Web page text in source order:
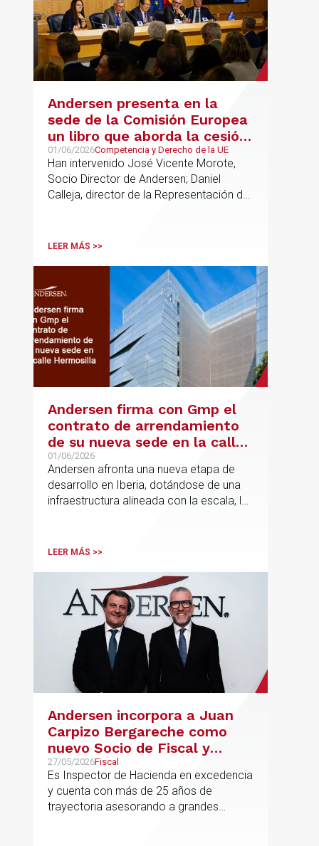
Andersen presenta en la
sede de la Comisión Europea
un libro que aborda la cesión
de soberanía y la primacía
del Derecho de la UE en las
constituciones europeas
01/06/2026Competencia y Derecho de la UE
Han intervenido José Vicente Morote,
Socio Director de Andersen; Daniel
Calleja, director de la Representación de
jurídico y académico
LEER MÁS >>
Andersen firma con Gmp el
contrato de arrendamiento
de su nueva sede en la calle
Hermosilla
01/06/2026
Andersen afronta una nueva etapa de
desarrollo en Iberia, dotándose de una
infraestructura alineada con la escala, la
LEER MÁS >>
Andersen incorpora a Juan
Carpizo Bergareche como
nuevo Socio de Fiscal y
responsable de la práctica
ibérica de Fiscalidad Local
27/05/2026Fiscal
Es Inspector de Hacienda en excedencia
y cuenta con más de 25 años de
trayectoria asesorando a grandes